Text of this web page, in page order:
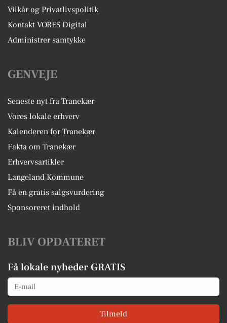
Vilkår og Privatlivspolitik
Kontakt VORES Digital
Administrer samtykke
GENVEJE
Seneste nyt fra Tranekær
Vores lokale erhverv
Kalenderen for Tranekær
Fakta om Tranekær
Erhvervsartikler
Langeland Kommune
Få en gratis salgsvurdering
Sponsoreret indhold
BLIV OPDATERET
Få lokale nyheder GRATIS
Email
Tilmeld